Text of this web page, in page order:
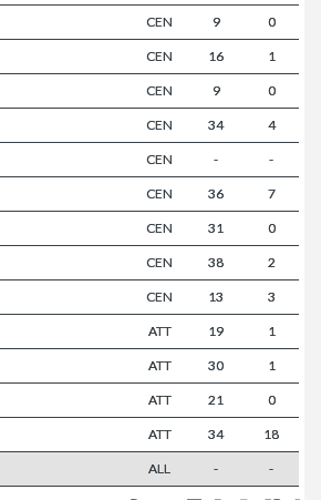
CEN 9 0
CEN 16 1
CEN 9 0
CEN 34 4
CEN - -
CEN 36 7
CEN 31 0
CEN 38 2
CEN 13 3
ATT 19 1
ATT 30 1
ATT 21 0
ATT 34 18
ALL - -